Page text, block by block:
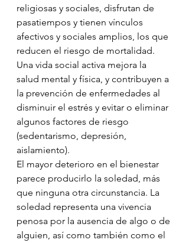
religiosas y sociales, disfrutan de
pasatiempos y tienen vínculos
afectivos y sociales amplios, los que
reducen el riesgo de mortalidad.
Una vida social activa mejora la
salud mental y física, y contribuyen a
la prevención de enfermedades al
disminuir el estrés y evitar o eliminar
algunos factores de riesgo
(sedentarismo, depresión,
aislamiento).
El mayor deterioro en el bienestar
parece producirlo la soledad, más
que ninguna otra circunstancia. La
soledad representa una vivencia
penosa por la ausencia de algo o de
alguien, así como también como el